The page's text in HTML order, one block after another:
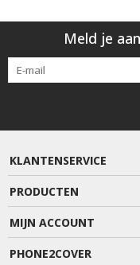
Meld je
KLANTENSERVICE
PRODUCTEN
MIJN ACCOUNT
PHONE2COVER